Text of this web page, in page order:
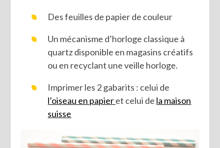
Des feuilles de papier de couleur
Un mécanisme d’horloge classique à
quartz disponible en magasins créatifs
ou en recyclant une veille horloge.
Imprimer les 2 gabarits : celui de
l’oiseau en papieret celui de la maison
suisse